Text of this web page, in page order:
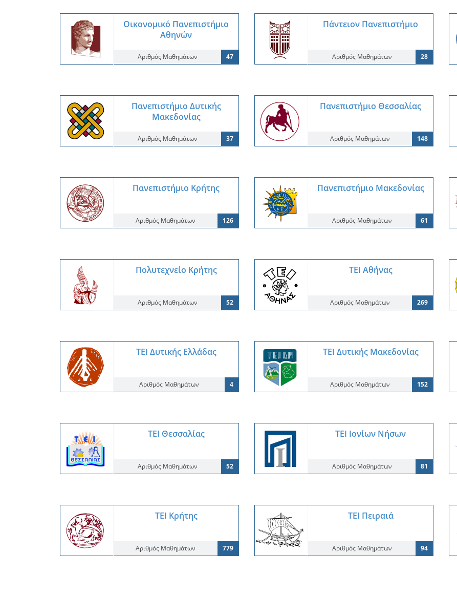
Οικονομικό Πανεπιστήμιο
Αθηνών
Αριθμός Μαθημάτων 47
Πάντειον Πανεπιστήμιο
Αριθμός Μαθημάτων 28
Πανεπιστήμιο Δυτικής
Μακεδονίας
Αριθμός Μαθημάτων 37
Πανεπιστήμιο Θεσσαλίας
Αριθμός Μαθημάτων 148
Πανεπιστήμιο Κρήτης
Αριθμός Μαθημάτων 126
Πανεπιστήμιο Μακεδονίας
Αριθμός Μαθημάτων 61
Πολυτεχνείο Κρήτης
Αριθμός Μαθημάτων 52
ΤΕΙ Αθήνας
Αριθμός Μαθημάτων 269
ΤΕΙ Δυτικής Ελλάδας
Αριθμός Μαθημάτων 4
ΤΕΙ Δυτικής Μακεδονίας
Αριθμός Μαθημάτων 152
ΤΕΙ Θεσσαλίας
Αριθμός Μαθημάτων 52
ΤΕΙ Ιονίων Νήσων
Αριθμός Μαθημάτων 81
ΤΕΙ Κρήτης
Αριθμός Μαθημάτων 779
ΤΕΙ Πειραιά
Αριθμός Μαθημάτων 94